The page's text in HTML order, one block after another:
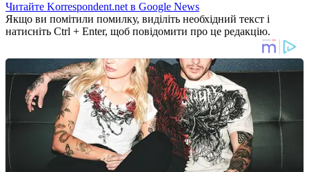
Читайте Korrespondent.net в Google News
Якщо ви помітили помилку, виділіть необхідний текст і
натисніть Ctrl + Enter, щоб повідомити про це редакцію.